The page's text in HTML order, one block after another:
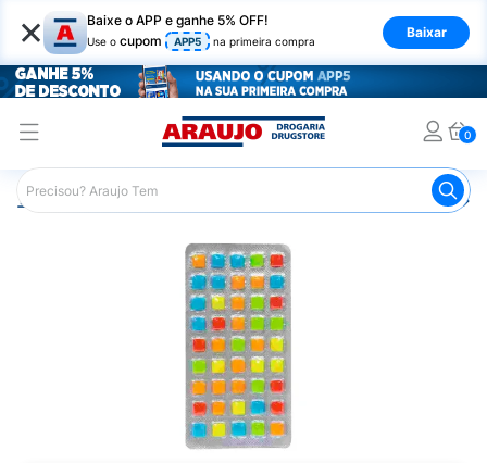
× Baixe o APP e ganhe 5% OFF!
Use o cupom APP5 na primeira compra
Baixar
0
Araujo Mercado Chicletes